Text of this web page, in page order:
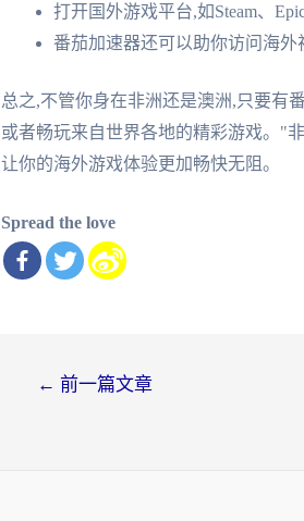
打开国外游戏平台,如Steam、
番茄加速器还可以助你访问海外
总之,不管你身在非洲还是澳洲,只要有
或者畅玩来自世界各地的精彩游戏。"
让你的海外游戏体验更加畅快无阻。
Spread the love
← 前一篇文章